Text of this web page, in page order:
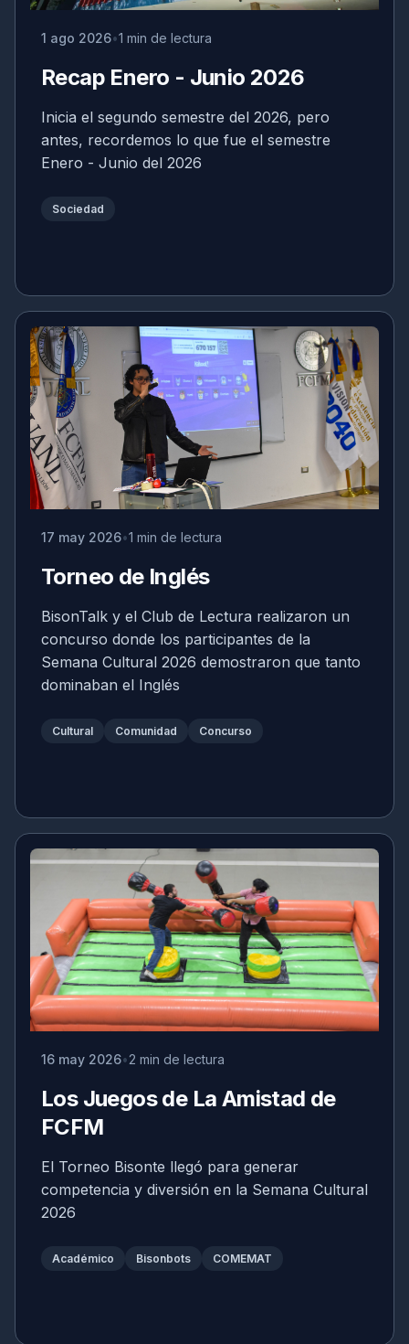
1 ago 2026 1 min de lectura
Recap Enero - Junio 2026
Inicia el segundo semestre del 2026, pero
antes, recordemos lo que fue el semestre
Enero - Junio del 2026
Sociedad
17 may 2026 1 min de lectura
Torneo de Inglés
BisonTalk y el Club de Lectura realizaron un
concurso donde los participantes de la
Semana Cultural 2026 demostraron que tanto
dominaban el Inglés
Cultural Comunidad Concurso
16 may 2026 2 min de lectura
Los Juegos de La Amistad de
FCFM
El Torneo Bisonte llegó para generar
competencia y diversión en la Semana Cultural
2026
Académico Bisonbots COMEMAT